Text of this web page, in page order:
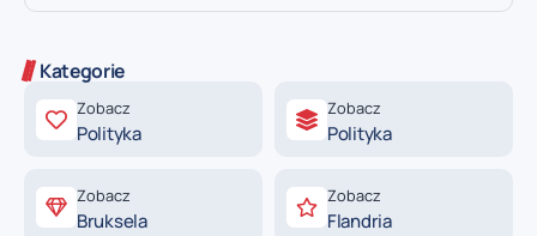
Kategorie
Zobacz
Polityka
Zobacz
Polityka
Zobacz
Bruksela
Zobacz
Flandria